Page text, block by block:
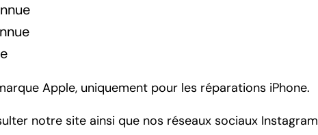
Apple, uniquement pour les réparations iPhone.
notre siteainsi que nos réseaux sociaux Instagram